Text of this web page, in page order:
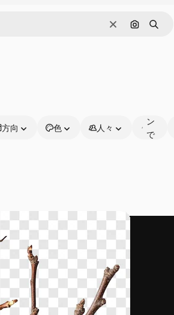
消去 画像で検索
検索
方向 色 人々
ン
で
じめに
ュメント
運営
料金
会社概要